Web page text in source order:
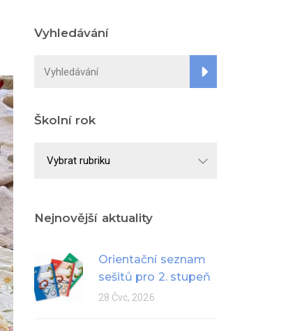
Vyhledávání
Školní rok
Nejnovější aktuality
Orientační seznam
sešitů pro 2. stupeň
28 Čvc, 2026